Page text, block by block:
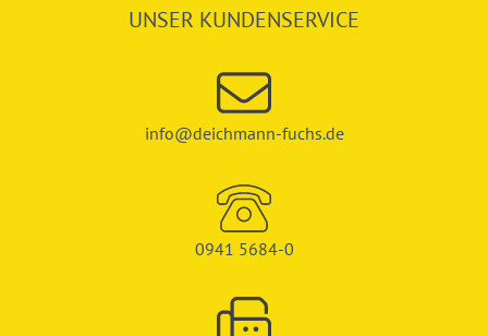
UNSER KUNDENSERVICE
info@deichmann-fuchs.de
0941 5684-0